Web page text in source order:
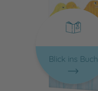
Blick ins Buch